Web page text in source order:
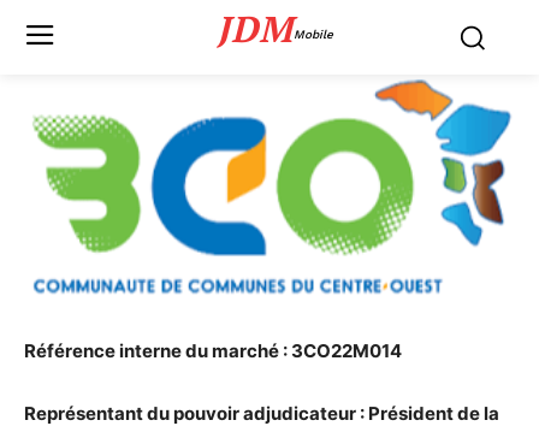
JDMMobile
Référence interne du marché : 3CO22M014
Représentant du pouvoir adjudicateur : Président de la